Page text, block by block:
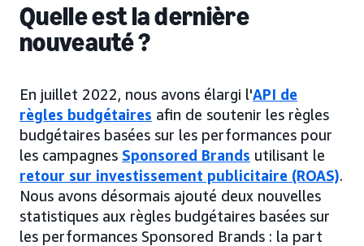
Quelle est la dernière
nouveauté ?
En juillet 2022, nous avons élargi l'API de
règles budgétaires afin de soutenir les règles
budgétaires basées sur les performances pour
les campagnes Sponsored Brands utilisant le
retour sur investissement publicitaire (ROAS).
Nous avons désormais ajouté deux nouvelles
statistiques aux règles budgétaires basées sur
les performances Sponsored Brands : la part